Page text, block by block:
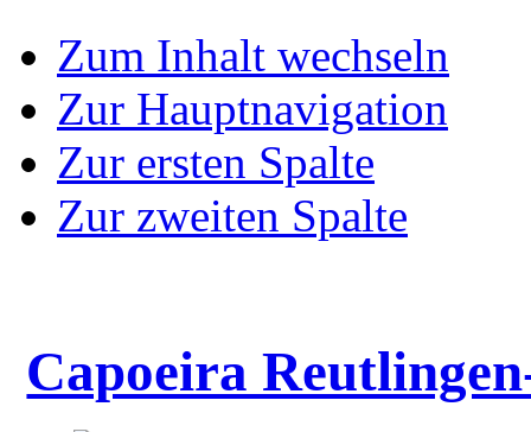
Zum Inhalt wechseln
Zur Hauptnavigation
Zur ersten Spalte
Zur zweiten Spalte
Capoeira